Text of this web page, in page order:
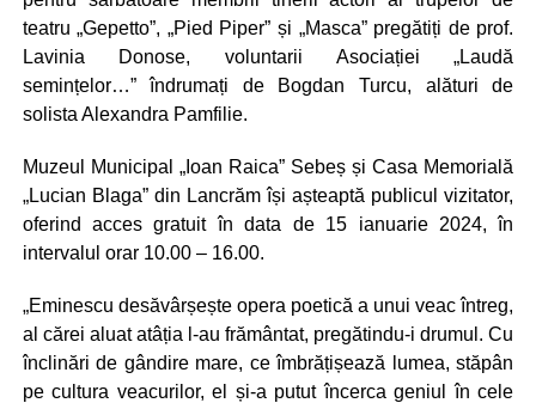
teatru „Gepetto”, „Pied Piper” și „Masca” pregătiți de prof.
Lavinia Donose, voluntarii Asociației „Laudă
semințelor…” îndrumați de Bogdan Turcu, alături de
solista Alexandra Pamfilie.
Muzeul Municipal „Ioan Raica” Sebeș și Casa Memorială
„Lucian Blaga” din Lancrăm își așteaptă publicul vizitator,
oferind acces gratuit în data de 15 ianuarie 2024, în
intervalul orar 10.00 – 16.00.
„Eminescu desăvârșește opera poetică a unui veac întreg,
al cărei aluat atâția l-au frământat, pregătindu-i drumul. Cu
înclinări de gândire mare, ce îmbrățișează lumea, stăpân
pe cultura veacurilor, el și-a putut încerca geniul în cele